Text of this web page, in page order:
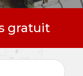
gratuit